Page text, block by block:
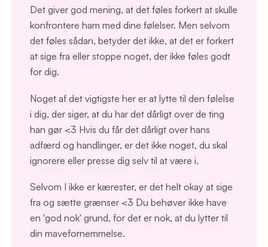
Det giver god mening, at det føles forkert at skulle
konfrontere ham med dine følelser. Men selvom
det føles sådan, betyder det ikke, at det er forkert
at sige fra eller stoppe noget, der ikke føles godt
for dig.
Noget af det vigtigste her er at lytte til den følelse
i dig, der siger, at du har det dårligt over de ting
han gør <3 Hvis du får det dårligt over hans
adfærd og handlinger, er det ikke noget, du skal
ignorere eller presse dig selv til at være i.
Selvom I ikke er kærester, er det helt okay at sige
fra og sætte grænser <3 Du behøver ikke have
en 'god nok' grund, for det er nok, at du lytter til
din mavefornemmelse.